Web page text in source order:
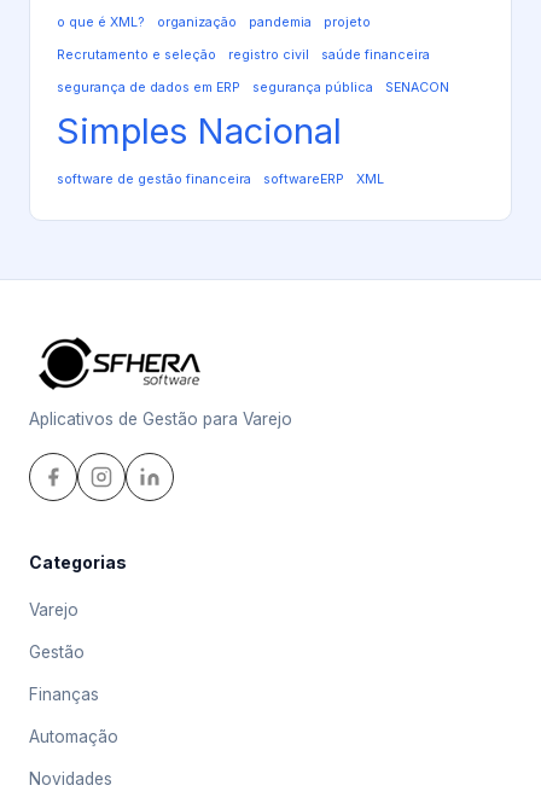
o que é XML? organização pandemia projeto
Recrutamento e seleção registro civil saúde financeira
segurança de dados em ERP segurança pública SENACON
Simples Nacional
software de gestão financeira softwareERP XML
Aplicativos de Gestão para Varejo
Categorias
Varejo
Gestão
Finanças
Automação
Novidades